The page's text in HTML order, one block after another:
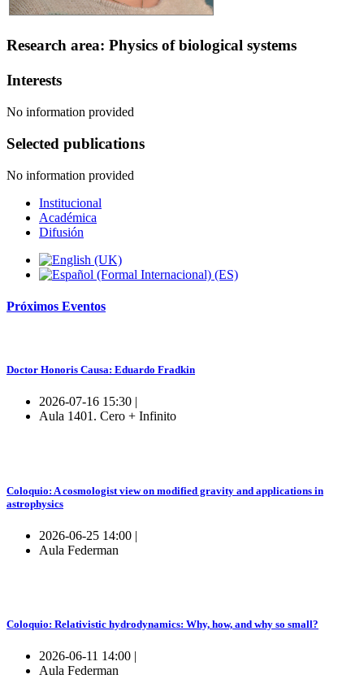
Research area: Physics of biological systems
Interests
No information provided
Selected publications
No information provided
Institucional
Académica
Difusión
Próximos Eventos
Doctor Honoris Causa: Eduardo Fradkin
2026-07-16 15:30 |
Aula 1401. Cero + Infinito
Coloquio: A cosmologist view on modified gravity and applications in
astrophysics
2026-06-25 14:00 |
Aula Federman
Coloquio: Relativistic hydrodynamics: Why, how, and why so small?
2026-06-11 14:00 |
Aula Federman